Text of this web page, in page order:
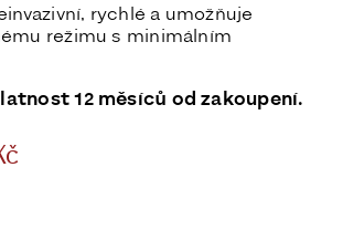
rychlé a umožňuje
režimu s minimálním
12 měsíců od zakoupení.